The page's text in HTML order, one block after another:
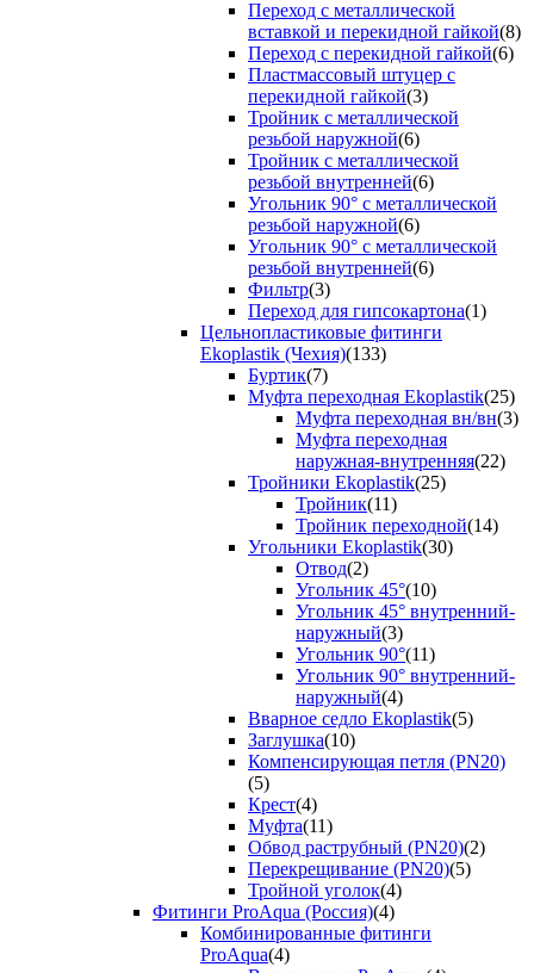
Переход с металлической
вставкой и перекидной гайкой(8)
Переход с перекидной гайкой(6)
Пластмассовый штуцер с
перекидной гайкой(3)
Тройник с металлической
резьбой наружной(6)
Тройник с металлической
резьбой внутренней(6)
Угольник 90° с металлической
резьбой наружной(6)
Угольник 90° с металлической
резьбой внутренней(6)
Фильтр(3)
Переход для гипсокартона(1)
Цельнопластиковые фитинги
Ekoplastik (Чехия)(133)
Буртик(7)
Муфта переходная Ekoplastik(25)
Муфта переходная вн/вн(3)
Муфта переходная
наружная-внутренняя(22)
Тройники Ekoplastik(25)
Тройник(11)
Тройник переходной(14)
Угольники Ekoplastik(30)
Отвод(2)
Угольник 45°(10)
Угольник 45° внутренний-
наружный(3)
Угольник 90°(11)
Угольник 90° внутренний-
наружный(4)
Вварное седло Ekoplastik(5)
Заглушка(10)
Компенсирующая петля (PN20)
(5)
Крест(4)
Муфта(11)
Обвод раструбный (PN20)(2)
Перекрещивание (PN20)(5)
Тройной уголок(4)
Фитинги ProAqua (Россия)(4)
Комбинированные фитинги
ProAqua(4)